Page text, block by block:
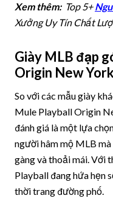
Xem thêm:Top 5+
Xưởng Uy Tín Chất
Giày MLB đạp
Origin New
So với các mẫu giày
Mule Playball Origin
đánh giá là một lựa
người hâm mộ MLB
gàng và thoải mái. Với
Playball đang hứa hẹn
thời trang đường phố.